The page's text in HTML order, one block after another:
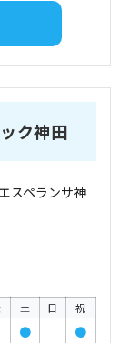
ク神田
スペランサ神
土 日 祝
●
●